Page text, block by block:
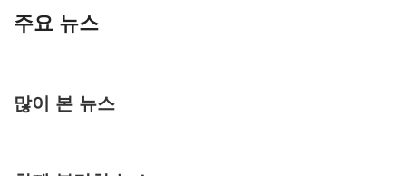
주요 뉴스
많이 본 뉴스